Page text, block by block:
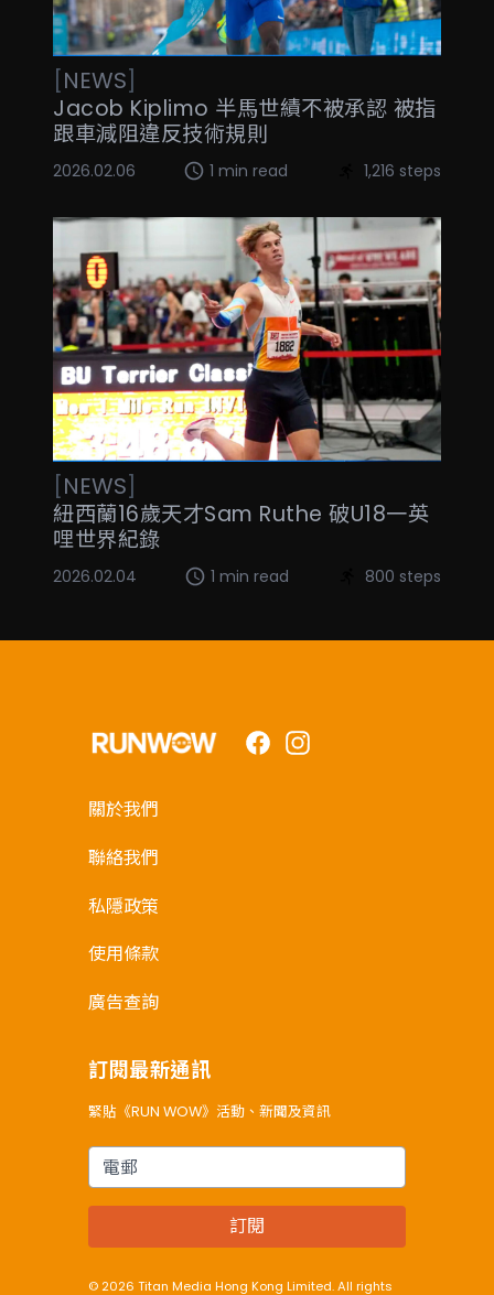
[NEWS]
Jacob Kiplimo 半馬世績不被承認 被指
跟車減阻違反技術規則
2026.02.06 1 min read 1,216 steps
[NEWS]
紐西蘭16歲天才Sam Ruthe 破U18一英
哩世界紀錄
2026.02.04 1 min read 800 steps
FacebookInstagram
關於我們
聯絡我們
私隱政策
使用條款
廣告查詢
訂閱最新通訊
緊貼《RUN WOW》活動、新聞及資訊
電郵
訂閱
© 2026 Titan Media Hong Kong Limited. All rights